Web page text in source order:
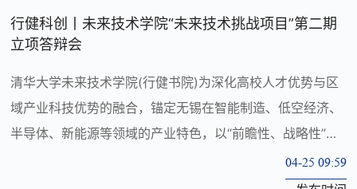
行健科创丨未来技术学院“未来技术挑战项目”第二期
立项答辩会
清华大学未来技术学院(行健书院)为深化高校人才优势与区
域产业科技优势的融合，锚定无锡在智能制造、低空经济、
半导体、新能源等领域的产业特色，以“前瞻性、战略性”为
原则，以培育兼具创新思维、跨学科视野与产业化能力的未
04-25 09:59